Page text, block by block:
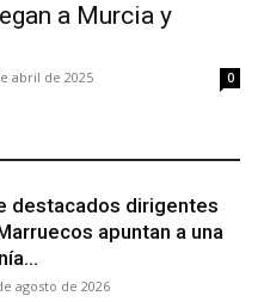
a Murcia y
abril de 2025 0
destacados dirigentes
apuntan a una
agosto de 2026